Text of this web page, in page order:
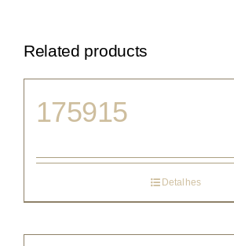
Related products
175915
Detalhes